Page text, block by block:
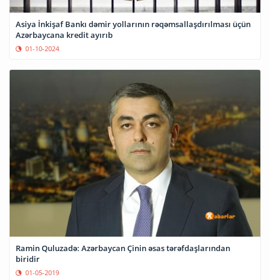
Asiya İnkişaf Bankı dəmir yollarının rəqəmsallaşdırılması üçün
Azərbaycana kredit ayırıb
01-10-2024
Ramin Quluzadə: Azərbaycan Çinin əsas tərəfdaşlarından
biridir
01-05-2019